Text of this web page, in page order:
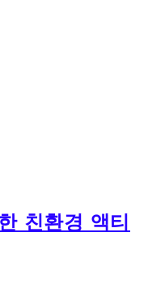
친환경 액티